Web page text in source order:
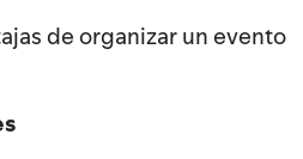
de organizar un evento